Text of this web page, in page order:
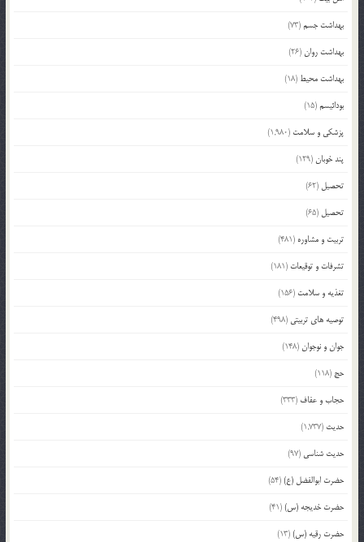
بهداشت جسم(73)
بهداشت روان(26)
بهداشت محیط (18)
بودائیسم(15)
پزشکی و سلامت (1,980)
پند خوبان(129)
تحصیل (62)
تحصیل (65)
تربیت و مشاوره (481)
تشرفات و توقیعات (181)
تغذیه و سلامت (156)
توصیه های تربیتی (498)
جوان و نوجوان(148)
حج (118)
حجاب و عفاف (333)
حدیث (1,737)
حدیث شناسی (97)
حضرت ابوالفضل (ع)(54)
حضرت خدیجه (س)(41)
حضرت رقیه (س)(13)